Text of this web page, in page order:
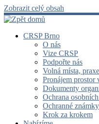
Zobrazit celý obsah
CRSP Brno
O nás
Vize CRSP
Podpořte nás
Volná místa, praxe
Pronájem prostor
Dokumenty
Ochrana
Ochranné známky
Krok za krokem